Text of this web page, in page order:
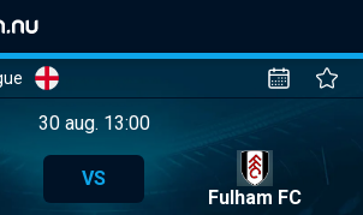
30 aug. 13:00
VS
Fulham FC